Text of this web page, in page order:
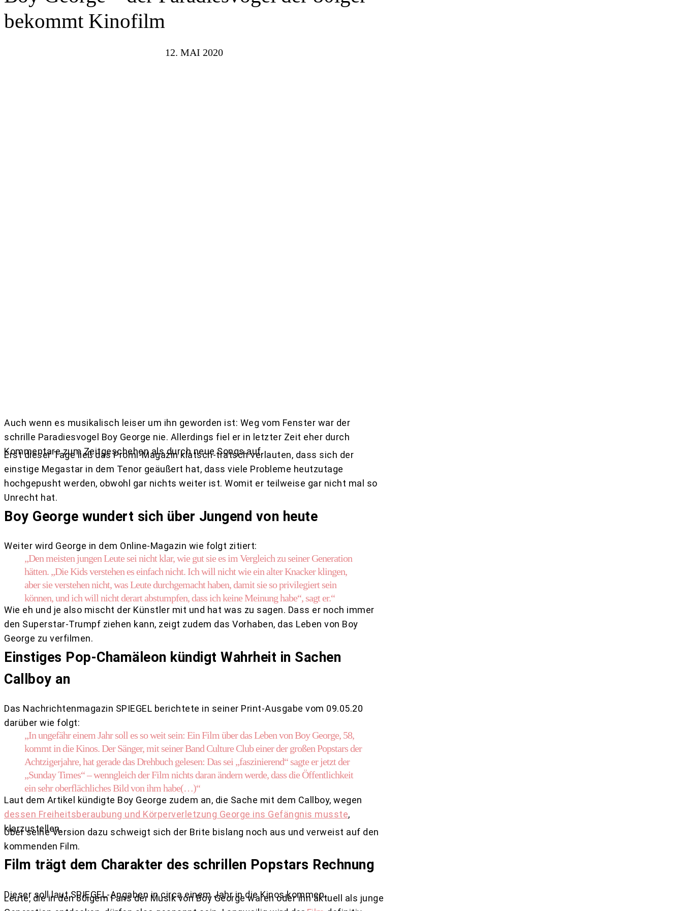
bekommt Kinofilm
12. MAI 2020
Auch wenn es musikalisch leiser um ihn geworden ist: Weg vom Fenster war der
schrille Paradiesvogel Boy George nie. Allerdings fiel er in letzter Zeit eher durch
Kommentare zum Zeitgeschehen als durch neue Songs auf.
Erst dieser Tage ließ das Promi-Magazin klatsch-tratsch verlauten, dass sich der
einstige Megastar in dem Tenor geäußert hat, dass viele Probleme heutzutage
hochgepusht werden, obwohl gar nichts weiter ist. Womit er teilweise gar nicht mal so
Unrecht hat.
Boy George wundert sich über Jungend von heute
Weiter wird George in dem Online-Magazin wie folgt zitiert:
„Den meisten jungen Leute sei nicht klar, wie gut sie es im Vergleich zu seiner Generation
hätten. „Die Kids verstehen es einfach nicht. Ich will nicht wie ein alter Knacker klingen,
aber sie verstehen nicht, was Leute durchgemacht haben, damit sie so privilegiert sein
können, und ich will nicht derart abstumpfen, dass ich keine Meinung habe“, sagt er.“
Wie eh und je also mischt der Künstler mit und hat was zu sagen. Dass er noch immer
den Superstar-Trumpf ziehen kann, zeigt zudem das Vorhaben, das Leben von Boy
George zu verfilmen.
Einstiges Pop-Chamäleon kündigt Wahrheit in Sachen
Callboy an
Das Nachrichtenmagazin SPIEGEL berichtete in seiner Print-Ausgabe vom 09.05.20
darüber wie folgt:
„In ungefähr einem Jahr soll es so weit sein: Ein Film über das Leben von Boy George, 58,
kommt in die Kinos. Der Sänger, mit seiner Band Culture Club einer der großen Popstars der
Achtzigerjahre, hat gerade das Drehbuch gelesen: Das sei „faszinierend“ sagte er jetzt der
„Sunday Times“ – wenngleich der Film nichts daran ändern werde, dass die Öffentlichkeit
ein sehr oberflächliches Bild von ihm habe(…)“
Laut dem Artikel kündigte Boy George zudem an, die Sache mit dem Callboy, wegen
dessen Freiheitsberaubung und Körperverletzung George ins Gefängnis musste,
klarzustellen.
Über seine Version dazu schweigt sich der Brite bislang noch aus und verweist auf den
kommenden Film.
Film trägt dem Charakter des schrillen Popstars Rechnung
Dieser soll laut SPIEGEL-Angaben in circa einem Jahr in die Kinos kommen.
Leute, die in den 80igern Fans der Musik von Boy George waren oder ihn aktuell als junge